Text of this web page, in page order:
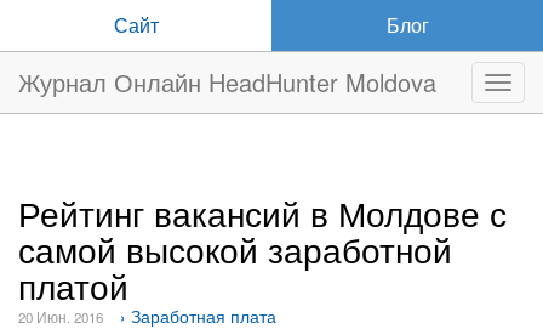
Сайт Блог
Журнал Онлайн HeadHunter Moldova
Рейтинг вакансий в Молдове с
самой высокой заработной
платой
20 Июн. 2016
› Заработная плата